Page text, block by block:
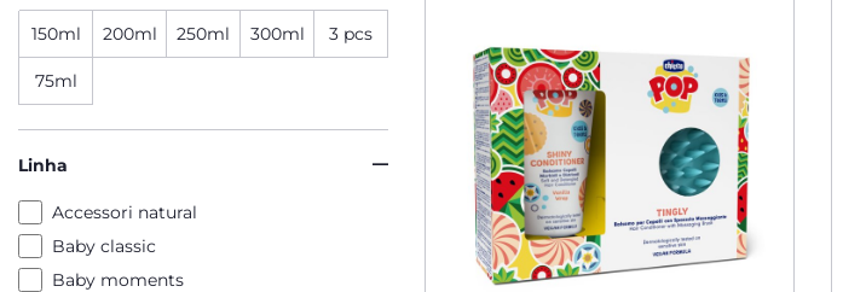
150ml 200ml 250ml 300ml 3 pcs
75ml
Linha
Accessori natural
Baby classic
Baby moments